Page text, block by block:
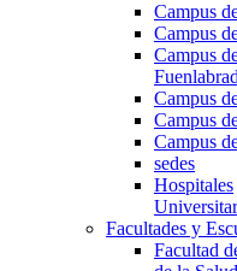
Campus
Campus
Campus
Campus
Campus
Campus
sedes
Hospitales
Facultades y
Facultad